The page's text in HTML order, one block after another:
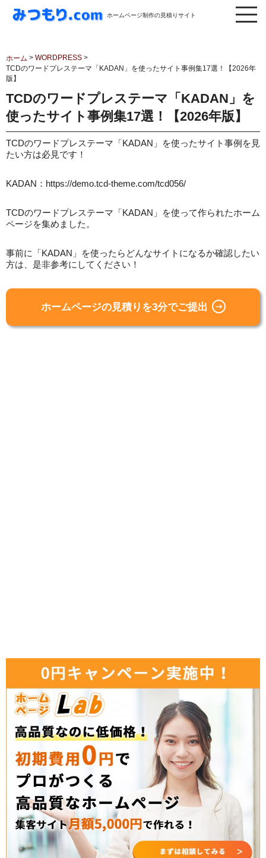
ホームページ制作の見積りサイト
ホーム > WORDPRESS >
TCDのワードプレステーマ「KADAN」を使ったサイト事例集17選！【2026年
版】
TCDのワードプレステーマ「KADAN」を
使ったサイト事例集17選！【2026年版】
TCDのワードプレステーマ「KADAN」を使ったサイト事例を見
たい方は必見です！
KADAN：https://demo.tcd-theme.com/tcd056/
TCDのワードプレステーマ「KADAN」を使って作られたホーム
ページを集めました。
事前に「KADAN」を使ったらどんなサイトになるか確認したい
方は、是非参考にしてください！
ホームページの見積りを3分でご提出